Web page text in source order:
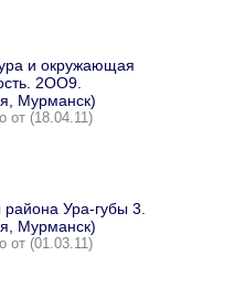
и окружающая
2ОО9.
Мурманск)
от (18.04.11)
Ура-губы 3.
Мурманск)
от (01.03.11)